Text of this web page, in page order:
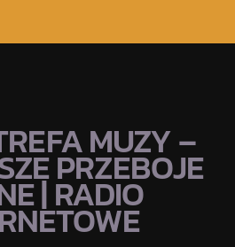
MUZY –
PRZEBOJE
| RADIO